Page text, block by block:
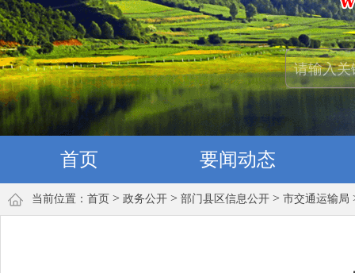
首页 要闻动态
当前位置： 首页 > 政务公开 > 部门县区信息公开 > 市交通运输局